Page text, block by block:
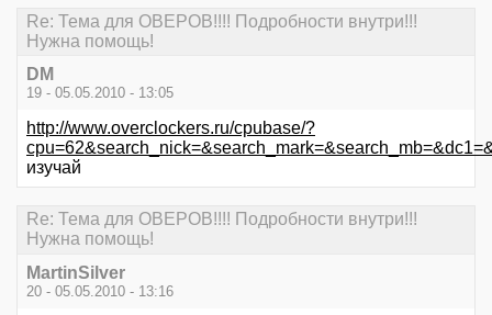
Re: Тема для ОВЕРОВ!!!! Подробности внутри!!!
Нужна помощь!
DM
19 - 05.05.2010 - 13:05
http://www.overclockers.ru/cpubase/?
изучай
Re: Тема для ОВЕРОВ!!!! Подробности внутри!!!
Нужна помощь!
MartinSilver
20 - 05.05.2010 - 13:16